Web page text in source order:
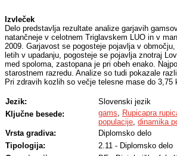
Izvleček
Delo predstavlja rezultate analize garjavih
natančneje v celotnem Triglavskem LUO in v
2009. Garjavost se pogosteje pojavlja v
letih v upadanju, pogosteje se pojavlja znotraj
med spoloma, zastopana je pri obeh enako.
starostnem razredu. Analize so tudi pokazale
Pri zdravih kozlih so večje telesne mase do 3,75
Jezik:
Slovenski jezik
Ključne besede:
gams, Rupicapra
populacije, dinamika
Vrsta gradiva:
Diplomsko delo
Tipologija:
2.11 - Diplomsko delo